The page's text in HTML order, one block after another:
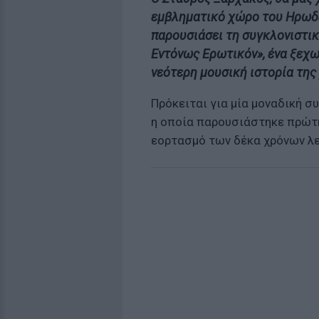
εμβληματικό χώρο του
παρουσιάσει τη
Εντόνως Ερωτικόν», ένα
νεότερη μουσική ιστορία της
Πρόκειται για μία μοναδική
η οποία παρουσιάστηκε
εορτασμό των δέκα χρόνων